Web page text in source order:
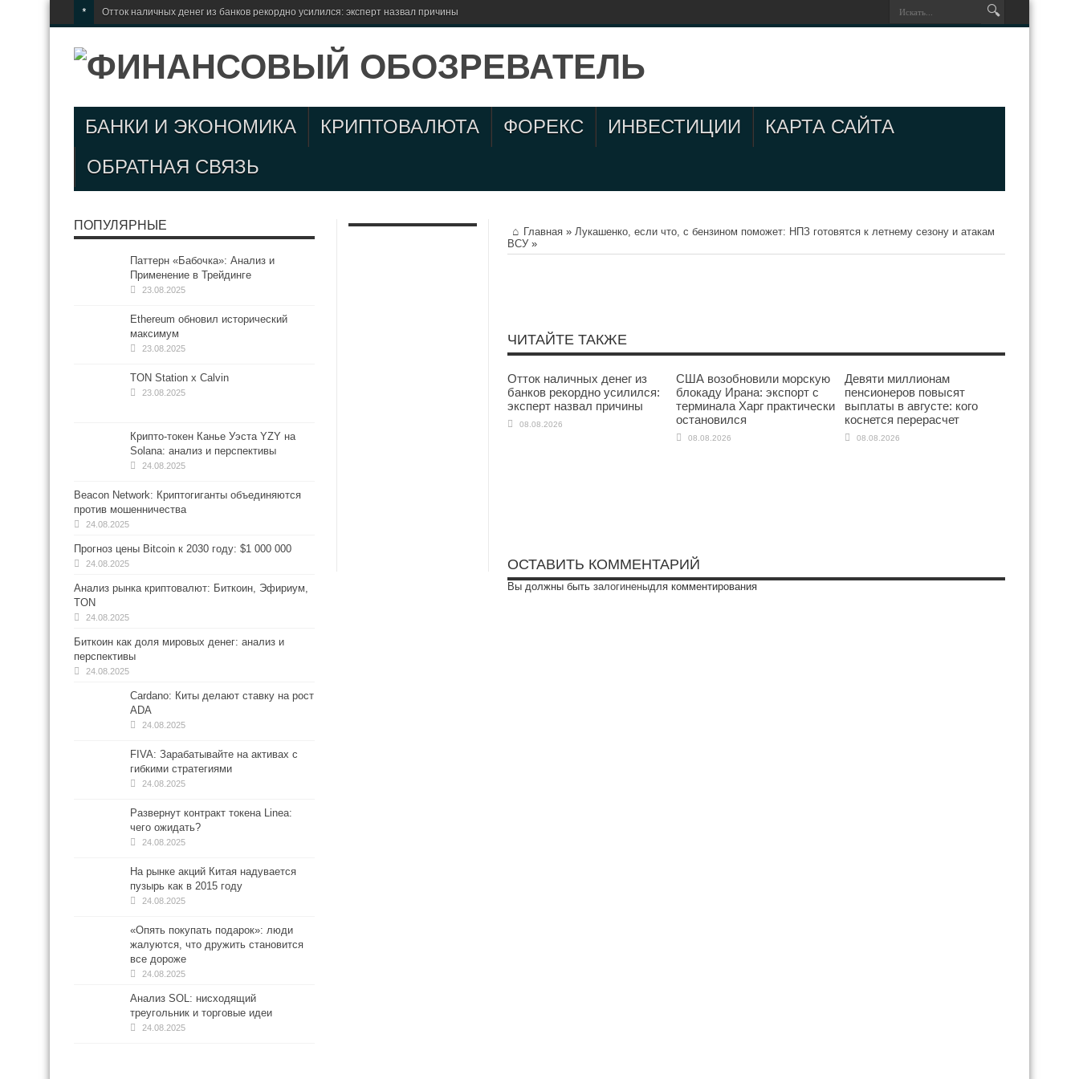
* Отток наличных денег из банков рекордно усилился: эксперт назвал причины
БАНКИ И ЭКОНОМИКА КРИПТОВАЛЮТА ФОРЕКС ИНВЕСТИЦИИ
КАРТА САЙТА
ОБРАТНАЯ СВЯЗЬ
Главная » Лукашенко, если что, с бензином поможет: НПЗ готовятся к летнему сезону и атакам
ВСУ »
ЧИТАЙТЕ ТАКЖЕ
Отток наличных денег из
банков рекордно усилился:
эксперт назвал причины
08.08.2026
США возобновили морскую
блокаду Ирана: экспорт с
терминала Харг практически
остановился
08.08.2026
Девяти миллионам
пенсионеров повысят
выплаты в августе: кого
коснется перерасчет
08.08.2026
ОСТАВИТЬ КОММЕНТАРИЙ
Вы должны быть залогиненыдля комментирования
ПОПУЛЯРНЫЕ
Паттерн «Бабочка»: Анализ и
Применение в Трейдинге
23.08.2025
Ethereum обновил исторический
максимум
23.08.2025
TON Station x Calvin
23.08.2025
Крипто-токен Канье Уэста YZY на
Solana: анализ и перспективы
24.08.2025
Beacon Network: Криптогиганты объединяются
против мошенничества
24.08.2025
Прогноз цены Bitcoin к 2030 году: $1 000 000
24.08.2025
Анализ рынка криптовалют: Биткоин, Эфириум,
TON
24.08.2025
Биткоин как доля мировых денег: анализ и
перспективы
24.08.2025
Cardano: Киты делают ставку на рост
ADA
24.08.2025
FIVA: Зарабатывайте на активах с
гибкими стратегиями
24.08.2025
Развернут контракт токена Linea:
чего ожидать?
24.08.2025
На рынке акций Китая надувается
пузырь как в 2015 году
24.08.2025
«Опять покупать подарок»: люди
жалуются, что дружить становится
все дороже
24.08.2025
Анализ SOL: нисходящий
треугольник и торговые идеи
24.08.2025